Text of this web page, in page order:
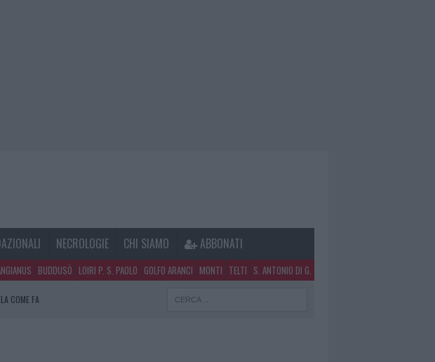
NECROLOGIE CHI SIAMO ABBONATI
BUDDUSÒ LOIRI P. S. PAOLO GOLFO ARANCI MONTI TELTI S. ANTONIO DI G.
COME FA